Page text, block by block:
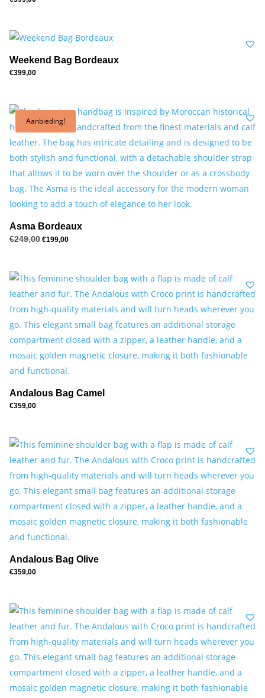
Weekend Bag Bordeaux
€399,00
Aanbieding!
Asma Bordeaux
€249,00 Oorspronkelijke
prijs
€199,00Huidige
Andalous Bag Camel
€359,00
Andalous Bag Olive
€359,00